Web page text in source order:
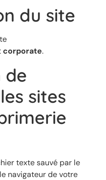
du site
corporate.
de
sites
texte sauvé par le
navigateur de votre